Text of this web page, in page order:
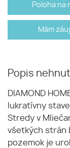
Poloha na
Mám
Popis
DIAMOND
lukratívny
Stredy v
všetkých strán
pozemok je